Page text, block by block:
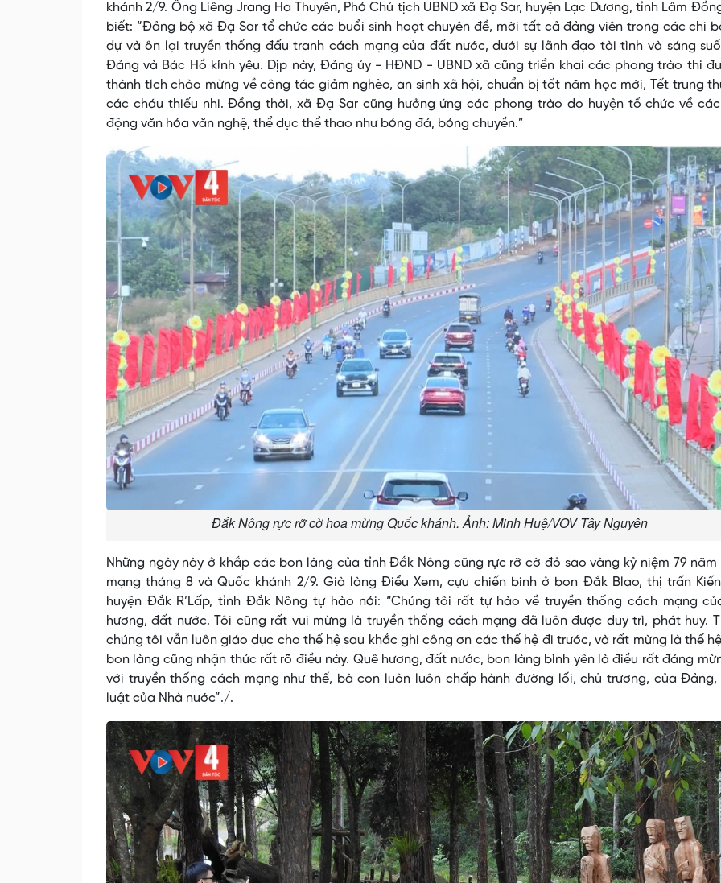
khánh 2/9. Ông Liêng Jrang Ha Thuyên, Phó Chủ tịch UBND xã Đạ Sar, huyện Lạc Dương, tỉnh Lâm
biết: “Đảng bộ xã Đạ Sar tổ chức các buổi sinh hoạt chuyên đề, mời tất cả đảng viên trong các chi
dự và ôn lại truyền thống đấu tranh cách mạng của đất nước, dưới sự lãnh đạo tài tình và sáng
Đảng và Bác Hồ kính yêu. Dịp này, Đảng ủy - HĐND - UBND xã cũng triển khai các phong trào thi
thành tích chào mừng về công tác giảm nghèo, an sinh xã hội, chuẩn bị tốt năm học mới, Tết trung
các cháu thiếu nhi. Đồng thời, xã Đạ Sar cũng hưởng ứng các phong trào do huyện tổ chức về
động văn hóa văn nghệ, thể dục thể thao như bóng đá, bóng chuyền.”
Đắk Nông rực rỡ cờ hoa mừng Quốc khánh. Ảnh: Minh Huệ/VOV Tây Nguyên
Những ngày này ở khắp các bon làng của tỉnh Đắk Nông cũng rực rỡ cờ đỏ sao vàng kỷ niệm 79 năm
mạng tháng 8 và Quốc khánh 2/9. Già làng Điểu Xem, cựu chiến binh ở bon Đắk Blao, thị trấn
huyện Đắk R’Lấp, tỉnh Đắk Nông tự hào nói: “Chúng tôi rất tự hào về truyền thống cách mạng
hương, đất nước. Tôi cũng rất vui mừng là truyền thống cách mạng đã luôn được duy trì, phát huy.
chúng tôi vẫn luôn giáo dục cho thế hệ sau khắc ghi công ơn các thế hệ đi trước, và rất mừng là thế
bon làng cũng nhận thức rất rõ điều này. Quê hương, đất nước, bon làng bình yên là điều rất đáng
với truyền thống cách mạng như thế, bà con luôn luôn chấp hành đường lối, chủ trương, của Đảng,
luật của Nhà nước”./.